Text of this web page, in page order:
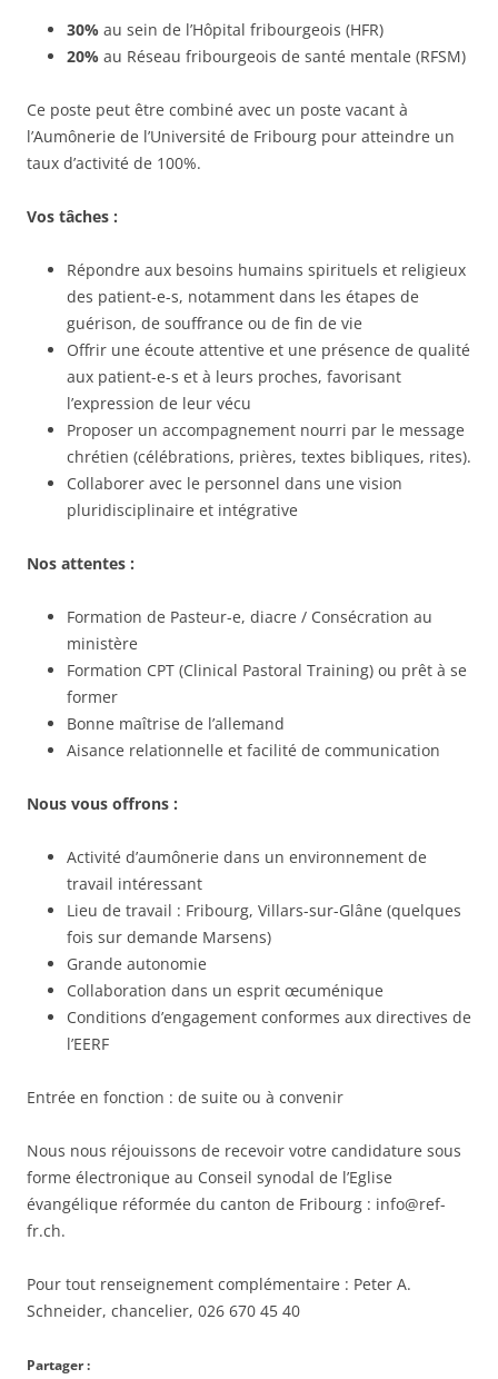
30% au sein de l’Hôpital fribourgeois (HFR)
20% au Réseau fribourgeois de santé mentale (RFSM)
Ce poste peut être combiné avec un poste vacant à
l’Aumônerie de l’Université de Fribourg pour atteindre un
taux d’activité de 100%.
Vos tâches :
Répondre aux besoins humains spirituels et religieux
des patient-e-s, notamment dans les étapes de
guérison, de souffrance ou de fin de vie
Offrir une écoute attentive et une présence de qualité
aux patient-e-s et à leurs proches, favorisant
l’expression de leur vécu
Proposer un accompagnement nourri par le message
chrétien (célébrations, prières, textes bibliques, rites).
Collaborer avec le personnel dans une vision
pluridisciplinaire et intégrative
Nos attentes :
Formation de Pasteur-e, diacre / Consécration au
ministère
Formation CPT (Clinical Pastoral Training) ou prêt à se
former
Bonne maîtrise de l’allemand
Aisance relationnelle et facilité de communication
Nous vous offrons :
Activité d’aumônerie dans un environnement de
travail intéressant
Lieu de travail : Fribourg, Villars-sur-Glâne (quelques
fois sur demande Marsens)
Grande autonomie
Collaboration dans un esprit œcuménique
Conditions d’engagement conformes aux directives de
l’EERF
Entrée en fonction : de suite ou à convenir
Nous nous réjouissons de recevoir votre candidature sous
forme électronique au Conseil synodal de l’Eglise
évangélique réformée du canton de Fribourg : info@ref-
fr.ch.
Pour tout renseignement complémentaire : Peter A.
Schneider, chancelier, 026 670 45 40
Partager :